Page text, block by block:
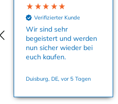
Verifizierter Kunde
Wir sind sehr
begeistert und werden
nun sicher wieder bei
euch kaufen.
Duisburg, DE, vor 5 Tagen